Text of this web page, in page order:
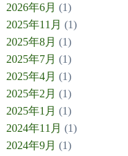
2026年6月 (1)
2025年11月 (1)
2025年8月 (1)
2025年7月 (1)
2025年4月 (1)
2025年2月 (1)
2025年1月 (1)
2024年11月 (1)
2024年9月 (1)